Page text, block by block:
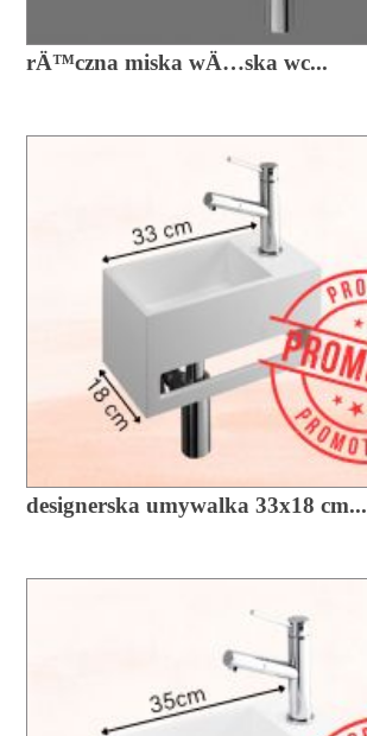
rÄ™czna miska wÄ…ska wc...
designerska umywalka 33x18 cm...